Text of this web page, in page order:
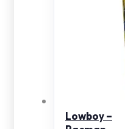
Lowboy –